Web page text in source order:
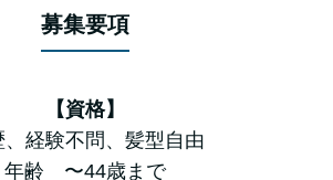
募集要項
【資格】
、経験不問、髪型自由
年齢 〜44歳まで